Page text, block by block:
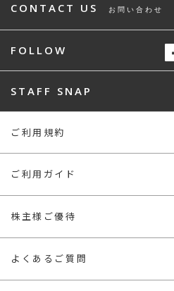
CONTACT US お問い合わせ
FOLLOW
STAFF SNAP
ご利用規約
ご利用ガイド
株主様ご優待
よくあるご質問